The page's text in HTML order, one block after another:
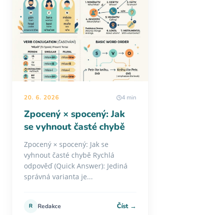
20. 6. 2026 4 min
Zpocený × spocený: Jak
se vyhnout časté chybě
Zpocený × spocený: Jak se
vyhnout časté chybě Rychlá
odpověď (Quick Answer): Jediná
správná varianta je...
R Redakce Číst →